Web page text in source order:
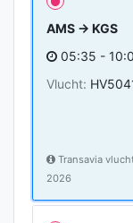
AMS → KGS
05:35 -
Vlucht:
Transavia
2026